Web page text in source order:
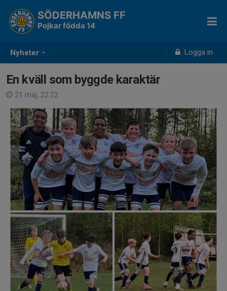
Nyheter Logga in
SÖDERHAMNS FF
Pojkar födda 14
En kväll som byggde karaktär
21 maj, 22:22